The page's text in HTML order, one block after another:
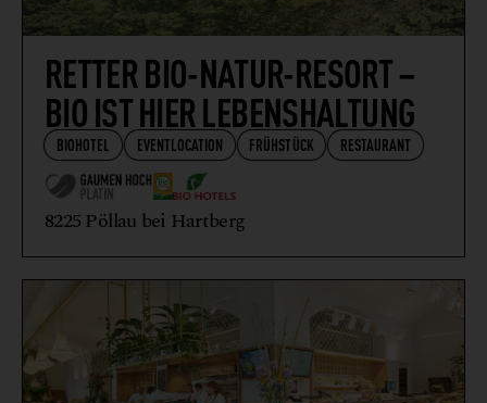
RETTER BIO-NATUR-RESORT –
BIO IST HIER LEBENSHALTUNG
BIOHOTEL EVENTLOCATION FRÜHSTÜCK RESTAURANT
8225 Pöllau bei Hartberg